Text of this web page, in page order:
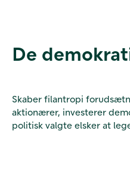
De
Skaber filantropi
aktionærer, investerer
politisk valgte elsker at